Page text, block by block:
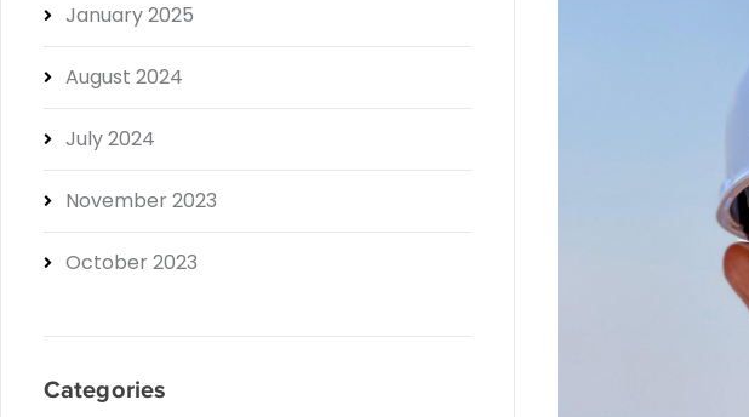
January 2025
August 2024
July 2024
November 2023
October 2023
Categories